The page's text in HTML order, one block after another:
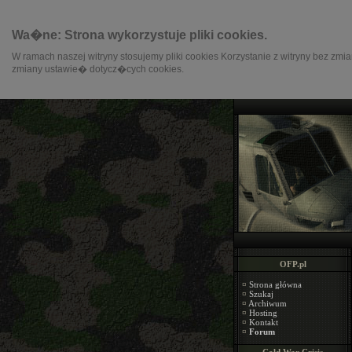
Wa�ne: Strona wykorzystuje pliki cookies.
W ramach naszej witryny stosujemy pliki cookies Korzystanie z witryny
zmiany ustawie� dotycz�cych cookies.
OFP.pl
¤ Strona główna
¤ Szukaj
¤ Archiwum
¤ Hosting
¤ Kontakt
¤ Forum